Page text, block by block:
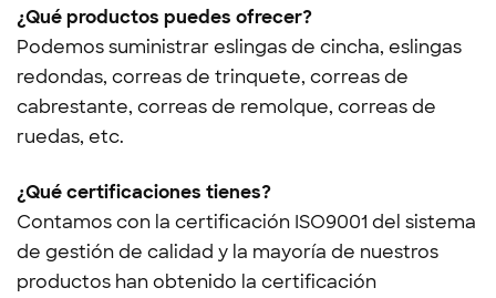
¿Qué productos puedes ofrecer?
Podemos suministrar eslingas de cincha, eslingas
redondas, correas de trinquete, correas de
cabrestante, correas de remolque, correas de
ruedas, etc.
¿Qué certificaciones tienes?
Contamos con la certificación ISO9001 del sistema
de gestión de calidad y la mayoría de nuestros
productos han obtenido la certificación